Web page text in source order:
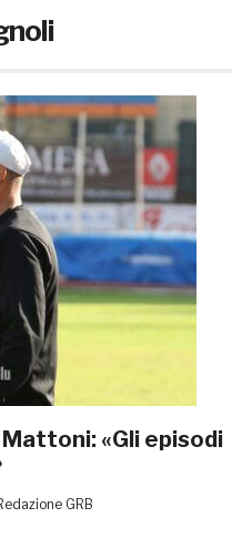
«Gli episodi
GRB